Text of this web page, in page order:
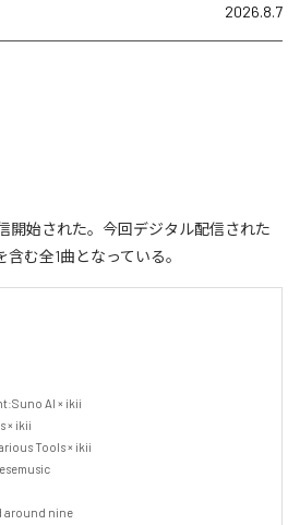
2026.8.7
開始された。今回デジタル配信された
含む全1曲となっている。
AI × ikii
× ikii
Tools × ikii
around nine